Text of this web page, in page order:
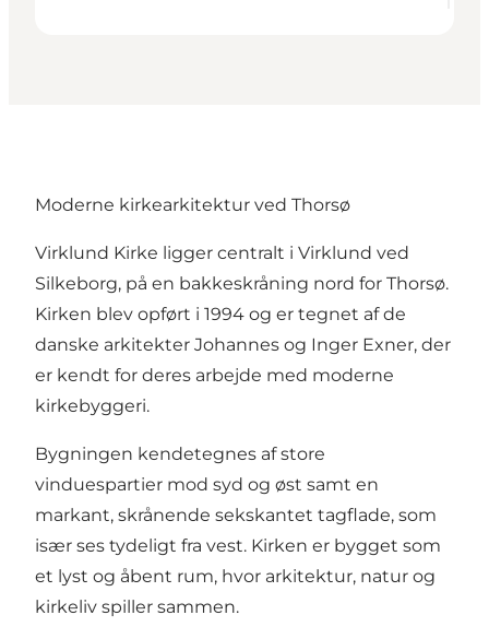
Moderne kirkearkitektur ved Thorsø
Virklund Kirke ligger centralt i Virklund ved
Silkeborg, på en bakkeskråning nord for Thorsø.
Kirken blev opført i 1994 og er tegnet af de
danske arkitekter Johannes og Inger Exner, der
er kendt for deres arbejde med moderne
kirkebyggeri.
Bygningen kendetegnes af store
vinduespartier mod syd og øst samt en
markant, skrånende sekskantet tagflade, som
især ses tydeligt fra vest. Kirken er bygget som
et lyst og åbent rum, hvor arkitektur, natur og
kirkeliv spiller sammen.